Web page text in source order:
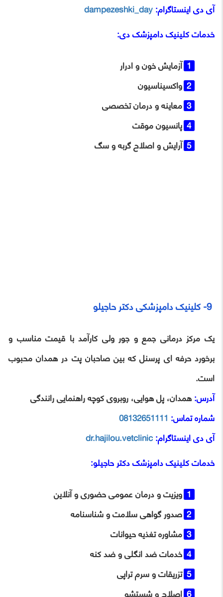
آی‌ دی اینستاگرام:dampezeshki_day
خدماتکلینیک دامپزشک دی:
آزمایش خون و ادرار
واکسیناسیون
معاینه و درمان تخصصی
پانسیون موقت
آرایش و اصلاح گربه و سگ
یک مرکز درمانی جمع ‌و جور ولی کارآمد با قیمت مناسب و
برخورد حرفه ‌ای پرسنل که بین صاحبان پت در همدان محبوب
است.
آدرس:همدان، پل هوایی، روبروی کوچه راهنمایی رانندگی
شماره تماس: 08132651111
آی ‌دی اینستاگرام:dr.hajilou.vetclinic
خدماتکلینیک دامپزشک دکتر حاجیلو:
ویزیت و درمان عمومی حضوری و آنلاین
صدور گواهی سلامت و شناسنامه
مشاوره تغذیه حیوانات
خدمات ضد انگلی و ضد کنه
تزریقات و سرم ‌تراپی